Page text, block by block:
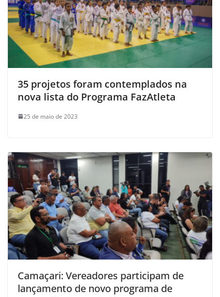
35 projetos foram contemplados na
nova lista do Programa FazAtleta
25 de maio de 2023
Camaçari: Vereadores participam de
lançamento de novo programa de